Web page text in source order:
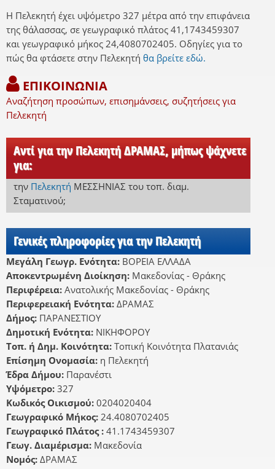
Η Πελεκητή έχει υψόμετρο 327 μέτρα από την επιφάνεια
της θάλασσας, σε γεωγραφικό πλάτος 41,1743459307
και γεωγραφικό μήκος 24,4080702405. Οδηγίες για το
πώς θα φτάσετε στην Πελεκητή θα βρείτε εδώ.
ΕΠΙΚΟΙΝΩΝΙΑ
Αναζήτηση προσώπων, επισημάνσεις, συζητήσεις για
Πελεκητή
Αντί για την Πελεκητή ΔΡΑΜΑΣ, μήπως ψάχνετε
για:
την Πελεκητή ΜΕΣΣΗΝΙΑΣ του τοπ. διαμ.
Σταματινού;
Γενικές πληροφορίες για την Πελεκητή
Μεγάλη Γεωγρ. Ενότητα: ΒΟΡΕΙΑ ΕΛΛΑΔΑ
Αποκεντρωμένη Διοίκηση: Μακεδονίας - Θράκης
Περιφέρεια: Ανατολικής Μακεδονίας - Θράκης
Περιφερειακή Ενότητα: ΔΡΑΜΑΣ
Δήμος: ΠΑΡΑΝΕΣΤΙΟΥ
Δημοτική Ενότητα: ΝΙΚΗΦΟΡΟΥ
Τοπ. ή Δημ. Κοινότητα: Τοπική Κοινότητα Πλατανιάς
Επίσημη Ονομασία: η Πελεκητή
Έδρα Δήμου: Παρανέστι
Υψόμετρο: 327
Κωδικός Οικισμού: 0204020404
Γεωγραφικό Μήκος: 24.4080702405
Γεωγραφικό Πλάτος : 41.1743459307
Γεωγ. Διαμέρισμα: Μακεδονία
Νομός: ΔΡΑΜΑΣ